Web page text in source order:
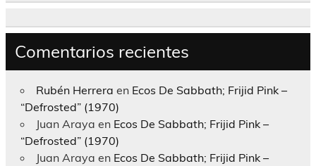
Comentarios recientes
Rubén Herrera en Ecos De Sabbath; Frijid Pink –
“Defrosted” (1970)
Juan Araya en Ecos De Sabbath; Frijid Pink –
“Defrosted” (1970)
Juan Araya en Ecos De Sabbath; Frijid Pink –